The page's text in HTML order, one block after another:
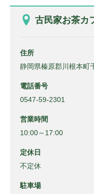
古民家お茶カ
住所
静岡県榛原郡川根本町
電話番号
0547-59-2301
営業時間
10:00～17:00
定休日
不定休
駐車場